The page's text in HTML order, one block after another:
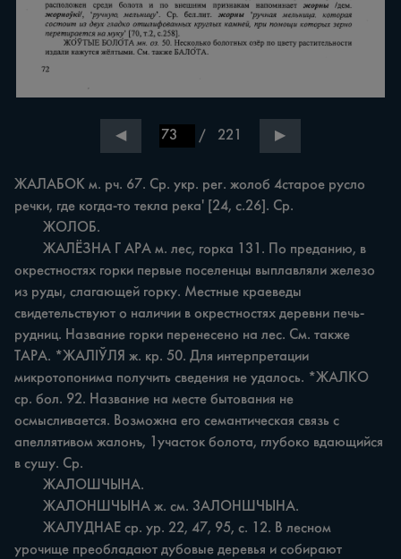
◀ / 221 ▶
ЖАЛАБОК м. рч. 67. Cp. укр. per. жолоб 4старое русло
речки, где когда-то текла река' [24, с.26]. Ср.
окрестностях горки первые поселенцы выплавляли железо
из руды, слагающей горку. Местные краеведы
свидетельствуют о наличии в окрестностях деревни печь-
рудниц. Название горки перенесено на лес. См. также
ТАРА. *ЖАЛІЎЛЯ ж. кр. 50. Для интерпретации
микротопонима получить сведения не удалось. *ЖАЛКО
ср. бол. 92. Название на месте бытования не
осмысливается. Возможна его семантическая связь с
апеллятивом жалонъ, 1участок болота, глубоко вдающийся
в сушу. Ср.
урочище преобладают дубовые деревья и собирают